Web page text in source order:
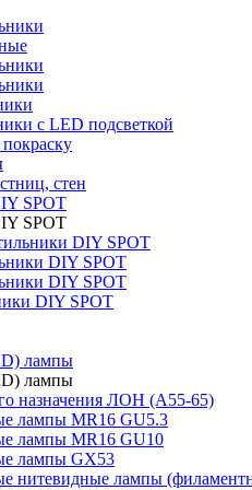
с LED подсветкой
стен
SPOT
SPOT
DIY SPOT
DIY SPOT
DIY SPOT
DIY SPOT
лампы
лампы
назначения ЛОН (A55-65)
лампы MR16 GU5.3
лампы MR16 GU10
лампы GX53
нитевидные лампы